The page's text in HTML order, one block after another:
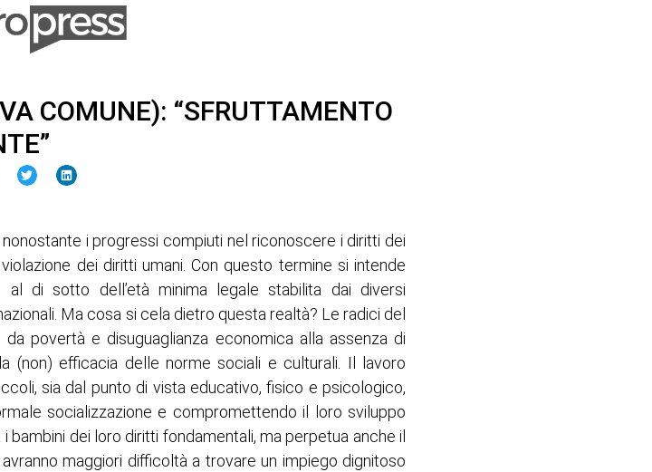
COMUNE): “SFRUTTAMENTO
i progressi compiuti nel riconoscere i diritti dei
dei diritti umani. Con questo termine si intende
di sotto dell’età minima legale stabilita dai diversi
Ma cosa si cela dietro questa realtà? Le radici del
povertà e disuguaglianza economica alla assenza di
(non) efficacia delle norme sociali e culturali. Il lavoro
sia dal punto di vista educativo, fisico e psicologico,
socializzazione e compromettendo il loro sviluppo
dei loro diritti fondamentali, ma perpetua anche il
maggiori difficoltà a trovare un impiego dignitoso